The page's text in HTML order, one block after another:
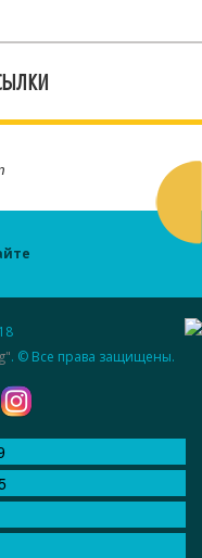
. © Все права защищены.